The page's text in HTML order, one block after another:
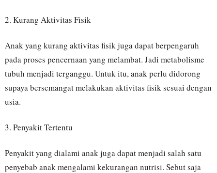
2. Kurang Aktivitas Fisik
Anak yang kurang aktivitas fisik juga dapat berpengaruh
pada proses pencernaan yang melambat. Jadi metabolisme
tubuh menjadi terganggu. Untuk itu, anak perlu didorong
supaya bersemangat melakukan aktivitas fisik sesuai dengan
usia.
3. Penyakit Tertentu
Penyakit yang dialami anak juga dapat menjadi salah satu
penyebab anak mengalami kekurangan nutrisi. Sebut saja